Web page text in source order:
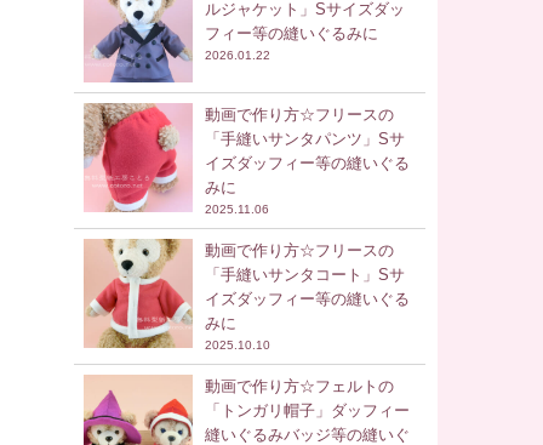
ルジャケット」Sサイズダッ
フィー等の縫いぐるみに
2026.01.22
動画で作り方☆フリースの
「手縫いサンタパンツ」Sサ
イズダッフィー等の縫いぐる
みに
2025.11.06
動画で作り方☆フリースの
「手縫いサンタコート」Sサ
イズダッフィー等の縫いぐる
みに
2025.10.10
動画で作り方☆フェルトの
「トンガリ帽子」ダッフィー
縫いぐるみバッジ等の縫いぐ